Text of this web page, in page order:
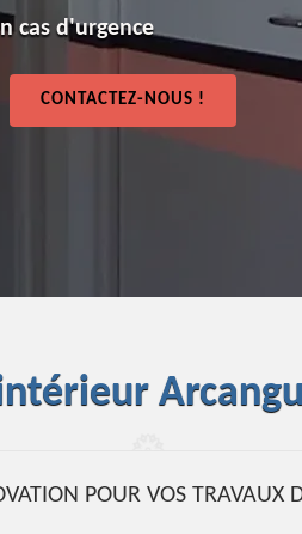
cas d'urgence
CONTACTEZ-NOUS !
POUR VOS TRAVAUX